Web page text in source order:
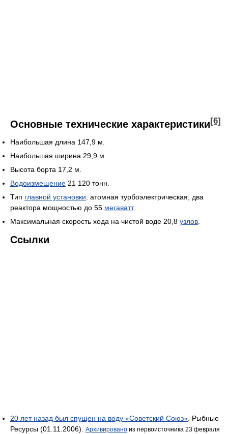
Основные технические характеристики [6]
Наибольшая длина 147,9 м.
Наибольшая ширина 29,9 м.
Высота борта 17,2 м.
Водоизмещение 21 120 тонн.
Тип главной установки: атомная турбоэлектрическая, два
реактора мощностью до 55 мегаватт.
Максимальная скорость хода на чистой воде 20,8 узлов.
Ссылки
20 лет назад был спущен на воду «Советский Союз». Рыбные
Ресурсы (01.11.2006). Архивировано из первоисточника 23 февраля